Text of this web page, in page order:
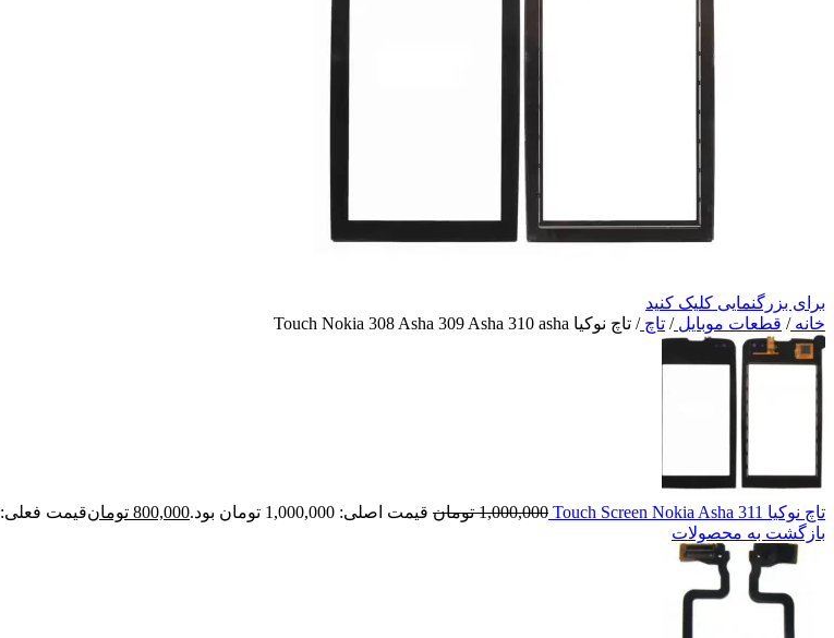
برای بزرگنمایی کلیک کنید
خانه/ قطعات موبایل/ تاچ/ تاچ نوکیا Touch Nokia 308 Asha 309 Asha 310 asha
تاچ نوکیا Touch Screen Nokia Asha 311 1,000,000 تومان قیمت اصلی: 1,000,000 تومان بود. 800,000 تومانقیمت فعلی: 800,000 تومان.
بازگشت به محصولات